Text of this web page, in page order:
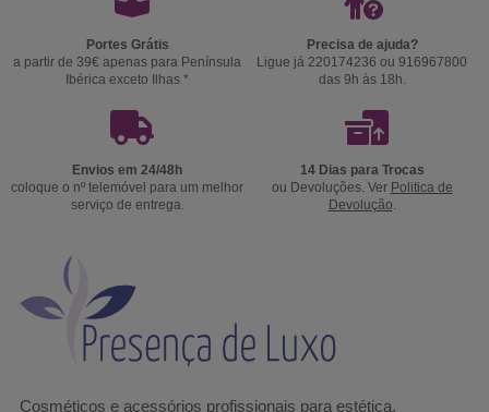
Portes Grátis
a partir de 39€ apenas para Península
Ibérica exceto Ilhas *
Precisa de ajuda?
Ligue já 220174236 ou 916967800
das 9h às 18h.
Envios em 24/48h
coloque o nº telemóvel para um melhor
serviço de entrega.
14 Dias para Trocas
ou Devoluções. Ver Politica de
Devolução
Cosméticos e acessórios profissionais para estética,